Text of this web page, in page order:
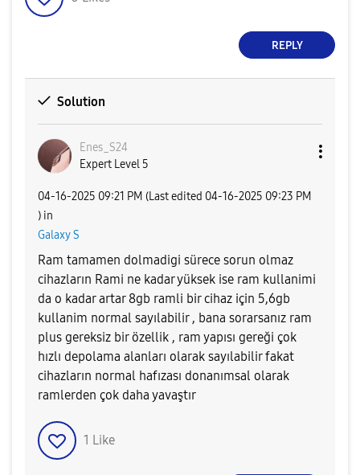
REPLY
Solution
Enes_S24
Expert Level 5
‎04-16-2025 09:21 PM (Last edited ‎04-16-2025 09:23 PM
) in
Galaxy S
Ram tamamen dolmadigi sürece sorun olmaz
cihazların Rami ne kadar yüksek ise ram kullanimi
da o kadar artar 8gb ramli bir cihaz için 5,6gb
kullanim normal sayılabilir , bana sorarsanız ram
plus gereksiz bir özellik , ram yapısı gereği çok
hızlı depolama alanları olarak sayılabilir fakat
cihazların normal hafızası donanımsal olarak
ramlerden çok daha yavaştır
1 Like